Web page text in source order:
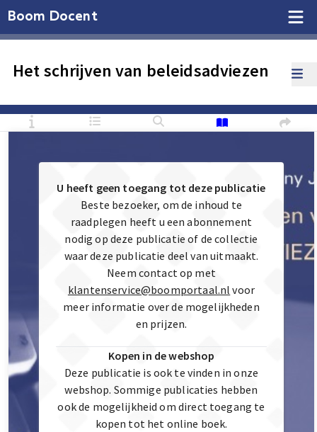
Boom Docent
Het schrijven van beleidsadviezen
U heeft geen toegang tot deze publicatie
Beste bezoeker, om de inhoud te
raadplegen heeft u een abonnement
nodig op deze publicatie of de collectie
waar deze publicatie deel van uitmaakt.
Neem contact op met
klantenservice@boomportaal.nl voor
meer informatie over de mogelijkheden
en prijzen.
Kopen in de webshop
Deze publicatie is ook te vinden in onze
webshop. Sommige publicaties hebben
ook de mogelijkheid om direct toegang te
kopen tot het online boek.